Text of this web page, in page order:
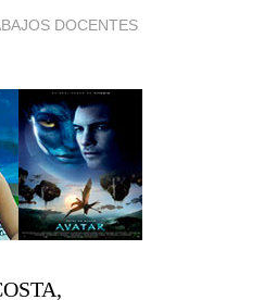
DOCENTES